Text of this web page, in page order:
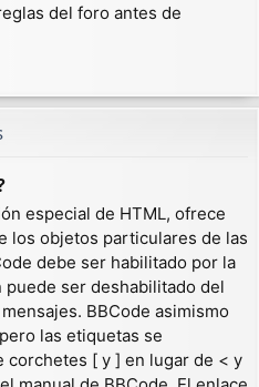
del foro antes de
especial de HTML, ofrece
los objetos particulares de las
debe ser habilitado por la
ser deshabilitado del
BBCode asimismo
las etiquetas se
[ y ] en lugar de < y